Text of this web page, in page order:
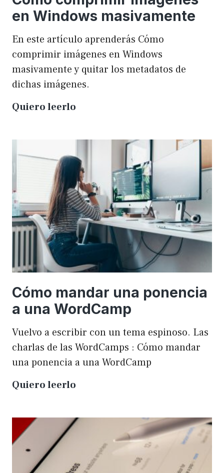
en Windows masivamente
En este artículo aprenderás Cómo
comprimir imágenes en Windows
masivamente y quitar los metadatos de
dichas imágenes.
Quiero leerlo
imágenes
Windows
masivamente
Cómo mandar una ponencia
a una WordCamp
Vuelvo a escribir con un tema espinoso. Las
charlas de las WordCamps : Cómo mandar
una ponencia a una WordCamp
Quiero leerlo
una
una